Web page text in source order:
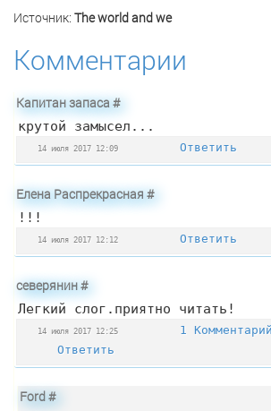
Источник: The world and we
Комментарии
Капитан запаса#
крутой замысел...
14 июля 2017 12:09 Ответить
Елена Распрекрасная#
!!!
14 июля 2017 12:12 Ответить
северянин#
Легкий слог.приятно читать!
14 июля 2017 12:25
1
Ответить
Ford#